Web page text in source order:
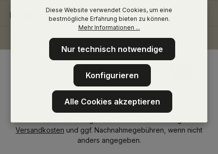
Folge uns
Versandkosten und ggf. Nachnahmegebühren, wenn nicht
anders angegeben.
Diese Website verwendet Cookies, um eine
bestmögliche Erfahrung bieten zu können.
Mehr Informationen ...
Nur technisch notwendige
Konfigurieren
Alle Cookies akzeptieren